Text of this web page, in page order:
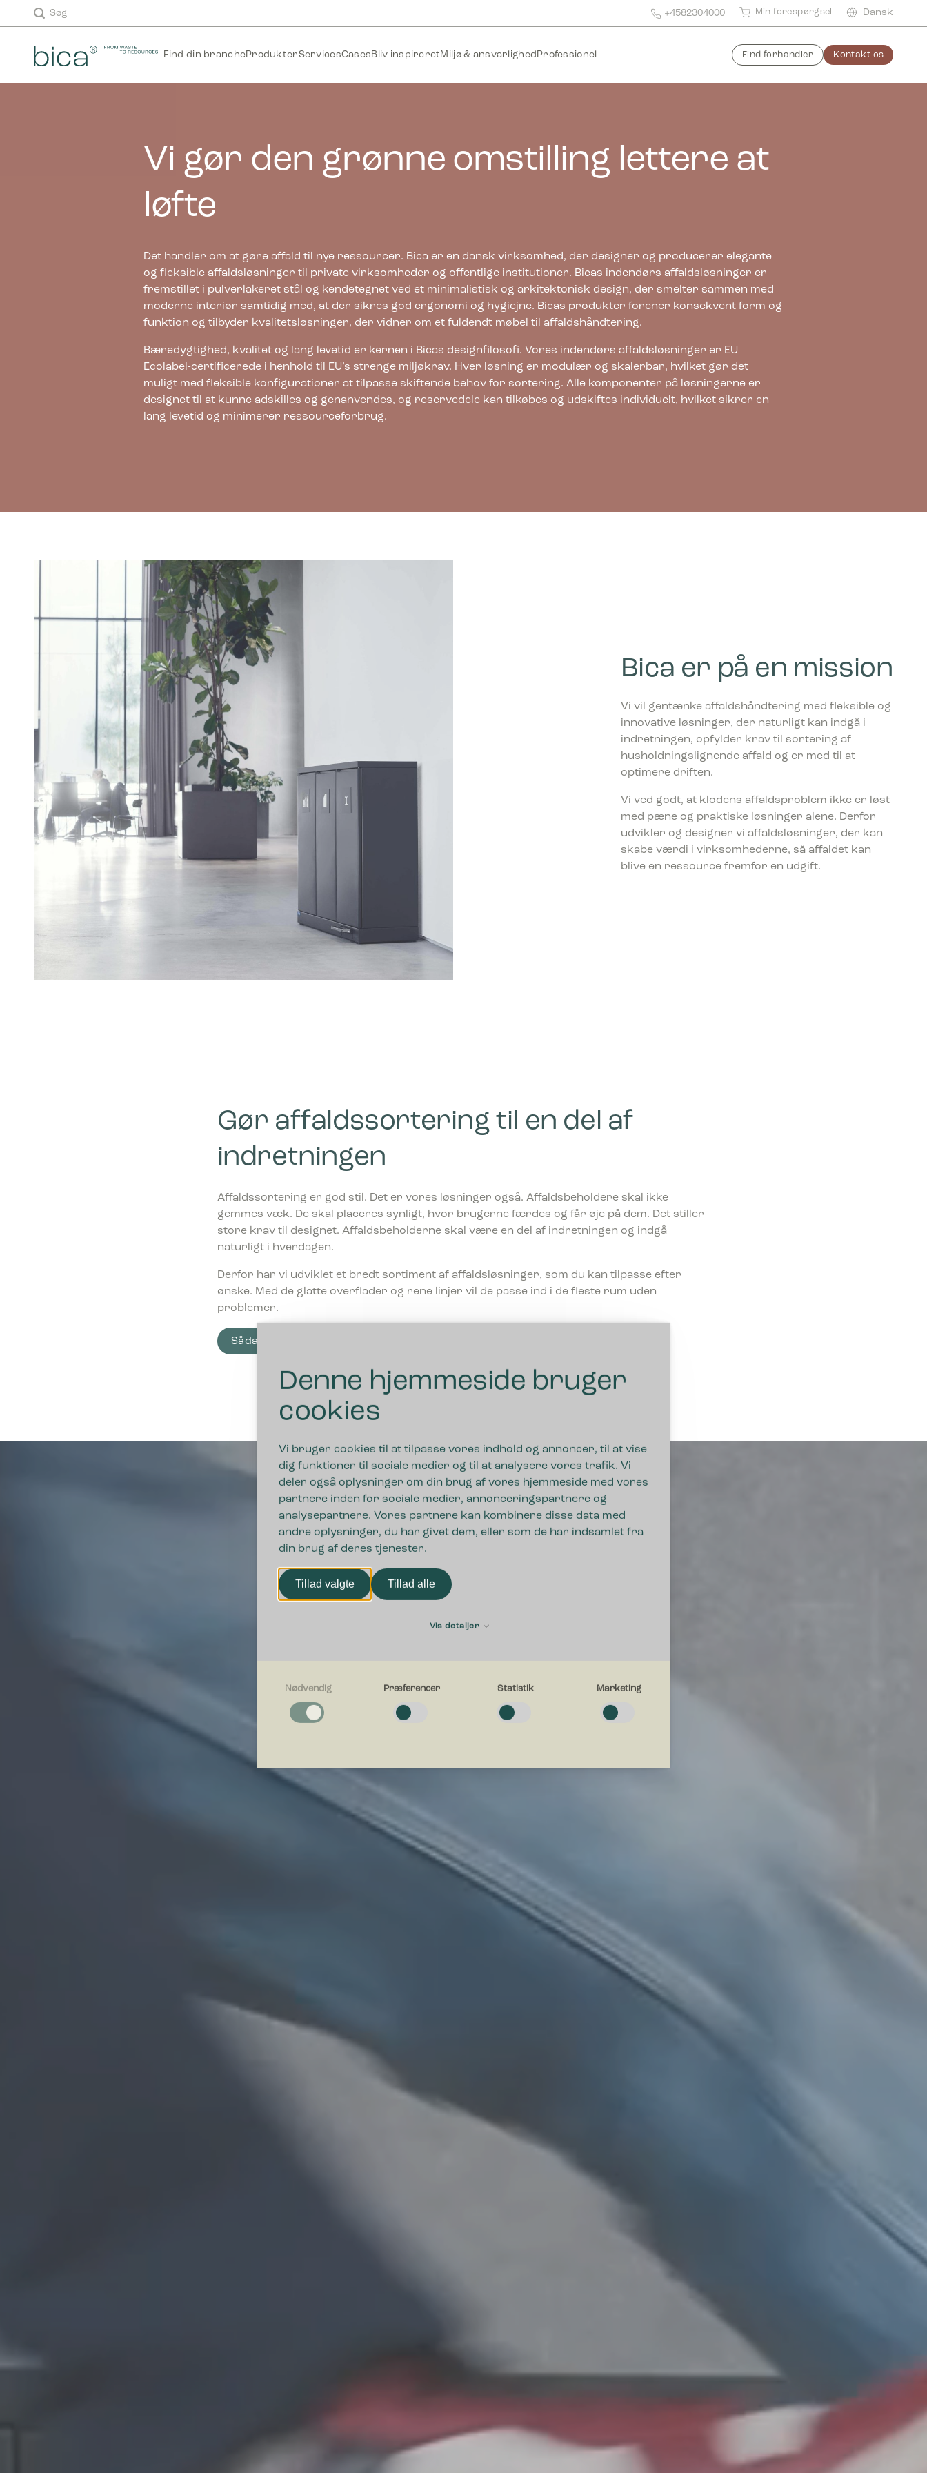
Denne hjemmeside bruger
cookies
Vi bruger cookies til at tilpasse vores indhold og annoncer, til at vise
dig funktioner til sociale medier og til at analysere vores trafik. Vi
deler også oplysninger om din brug af vores hjemmeside med vores
partnere inden for sociale medier, annonceringspartnere og
analysepartnere. Vores partnere kan kombinere disse data med
andre oplysninger, du har givet dem, eller som de har indsamlet fra
din brug af deres tjenester.
Tillad valgte Tillad alle
Vis detaljer
Nødvendig
Nødvendige cookies hjælper med at gøre en hjemmeside brugbar ved at aktivere
Præferencer
Præference cookies gør det muligt for en hjemmeside at huske oplysninger, der ændrer den
måde hjemmesiden ser ud eller opfører sig på. F.eks. dit foretrukne sprog, eller den region, du
Statistiske cookies giver hjemmesideejere indsigt i brugernes interaktion med hjemmesiden,
ved at indsamle og rapportere oplysninger anonymt.
Marketing cookies bruges til at spore brugere på tværs af websites. Hensigten er at vise
annoncer, der er relevante og engagerende for den enkelte bruger, og dermed mere
Nødvendig Præferencer Statistik Marketing
Fortsæt
til
Søg +4582304000 Min forespørgsel Dansk
Find din brancheProdukterServicesCases Bliv inspireret Miljø & ansvarlighed Professionel Find forhandler Kontakt os
Vi gør den grønne omstilling lettere at
løfte
Det handler om at gøre affald til nye ressourcer. Bica er en dansk virksomhed, der designer og producerer elegante
og fleksible affaldsløsninger til private virksomheder og offentlige institutioner. Bicas indendørs affaldsløsninger er
fremstillet i pulverlakeret stål og kendetegnet ved et minimalistisk og arkitektonisk design, der smelter sammen med
moderne interiør samtidig med, at der sikres god ergonomi og hygiejne. Bicas produkter forener konsekvent form og
funktion og tilbyder kvalitetsløsninger, der vidner om et fuldendt møbel til affaldshåndtering.
Bæredygtighed, kvalitet og lang levetid er kernen i Bicas designfilosofi. Vores indendørs affaldsløsninger er EU
Ecolabel-certificerede i henhold til EU’s strenge miljøkrav. Hver løsning er modulær og skalerbar, hvilket gør det
muligt med fleksible konfigurationer at tilpasse skiftende behov for sortering. Alle komponenter på løsningerne er
designet til at kunne adskilles og genanvendes, og reservedele kan tilkøbes og udskiftes individuelt, hvilket sikrer en
lang levetid og minimerer ressourceforbrug.
Bica er på en mission
Vi vil gentænke affaldshåndtering med fleksible og
innovative løsninger, der naturligt kan indgå i
indretningen, opfylder krav til sortering af
husholdningslignende affald og er med til at
optimere driften.
Vi ved godt, at klodens affaldsproblem ikke er løst
med pæne og praktiske løsninger alene. Derfor
udvikler og designer vi affaldsløsninger, der kan
skabe værdi i virksomhederne, så affaldet kan
blive en ressource fremfor en udgift.
Gør affaldssortering til en del af
indretningen
Affaldssortering er god stil. Det er vores løsninger også. Affaldsbeholdere skal ikke
gemmes væk. De skal placeres synligt, hvor brugerne færdes og får øje på dem. Det stiller
store krav til designet. Affaldsbeholderne skal være en del af indretningen og indgå
naturligt i hverdagen.
Derfor har vi udviklet et bredt sortiment af affaldsløsninger, som du kan tilpasse efter
ønske. Med de glatte overflader og rene linjer vil de passe ind i de fleste rum uden
problemer.
Sådan har vi hjulpet andre